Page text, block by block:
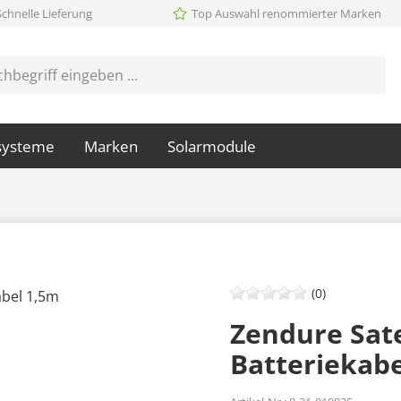
Lieferung Top Auswahl renommierter Marken
Marken Solarmodule
Zendure
(0)